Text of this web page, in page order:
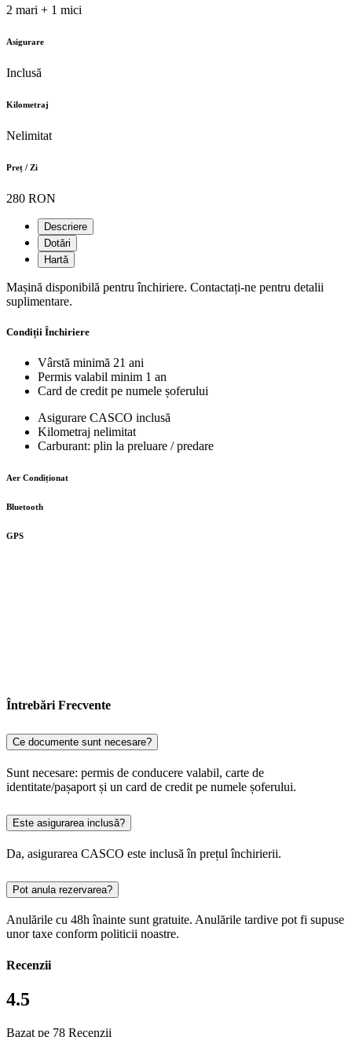
2 mari + 1 mici
Asigurare
Inclusă
Kilometraj
Nelimitat
Preț / Zi
280 RON
Descriere
Dotări
Hartă
Mașină disponibilă pentru închiriere. Contactați-ne pentru detalii
suplimentare.
Condiții Închiriere
Vârstă minimă 21 ani
Permis valabil minim 1 an
Card de credit pe numele șoferului
Asigurare CASCO inclusă
Kilometraj nelimitat
Carburant: plin la preluare / predare
Aer Condiționat
Bluetooth
GPS
Întrebări Frecvente
Ce documente sunt necesare?
Sunt necesare: permis de conducere valabil, carte de
identitate/pașaport și un card de credit pe numele șoferului.
Este asigurarea inclusă?
Da, asigurarea CASCO este inclusă în prețul închirierii.
Pot anula rezervarea?
Anulările cu 48h înainte sunt gratuite. Anulările tardive pot fi supuse
unor taxe conform politicii noastre.
Recenzii
4.5
Bazat pe 78 Recenzii